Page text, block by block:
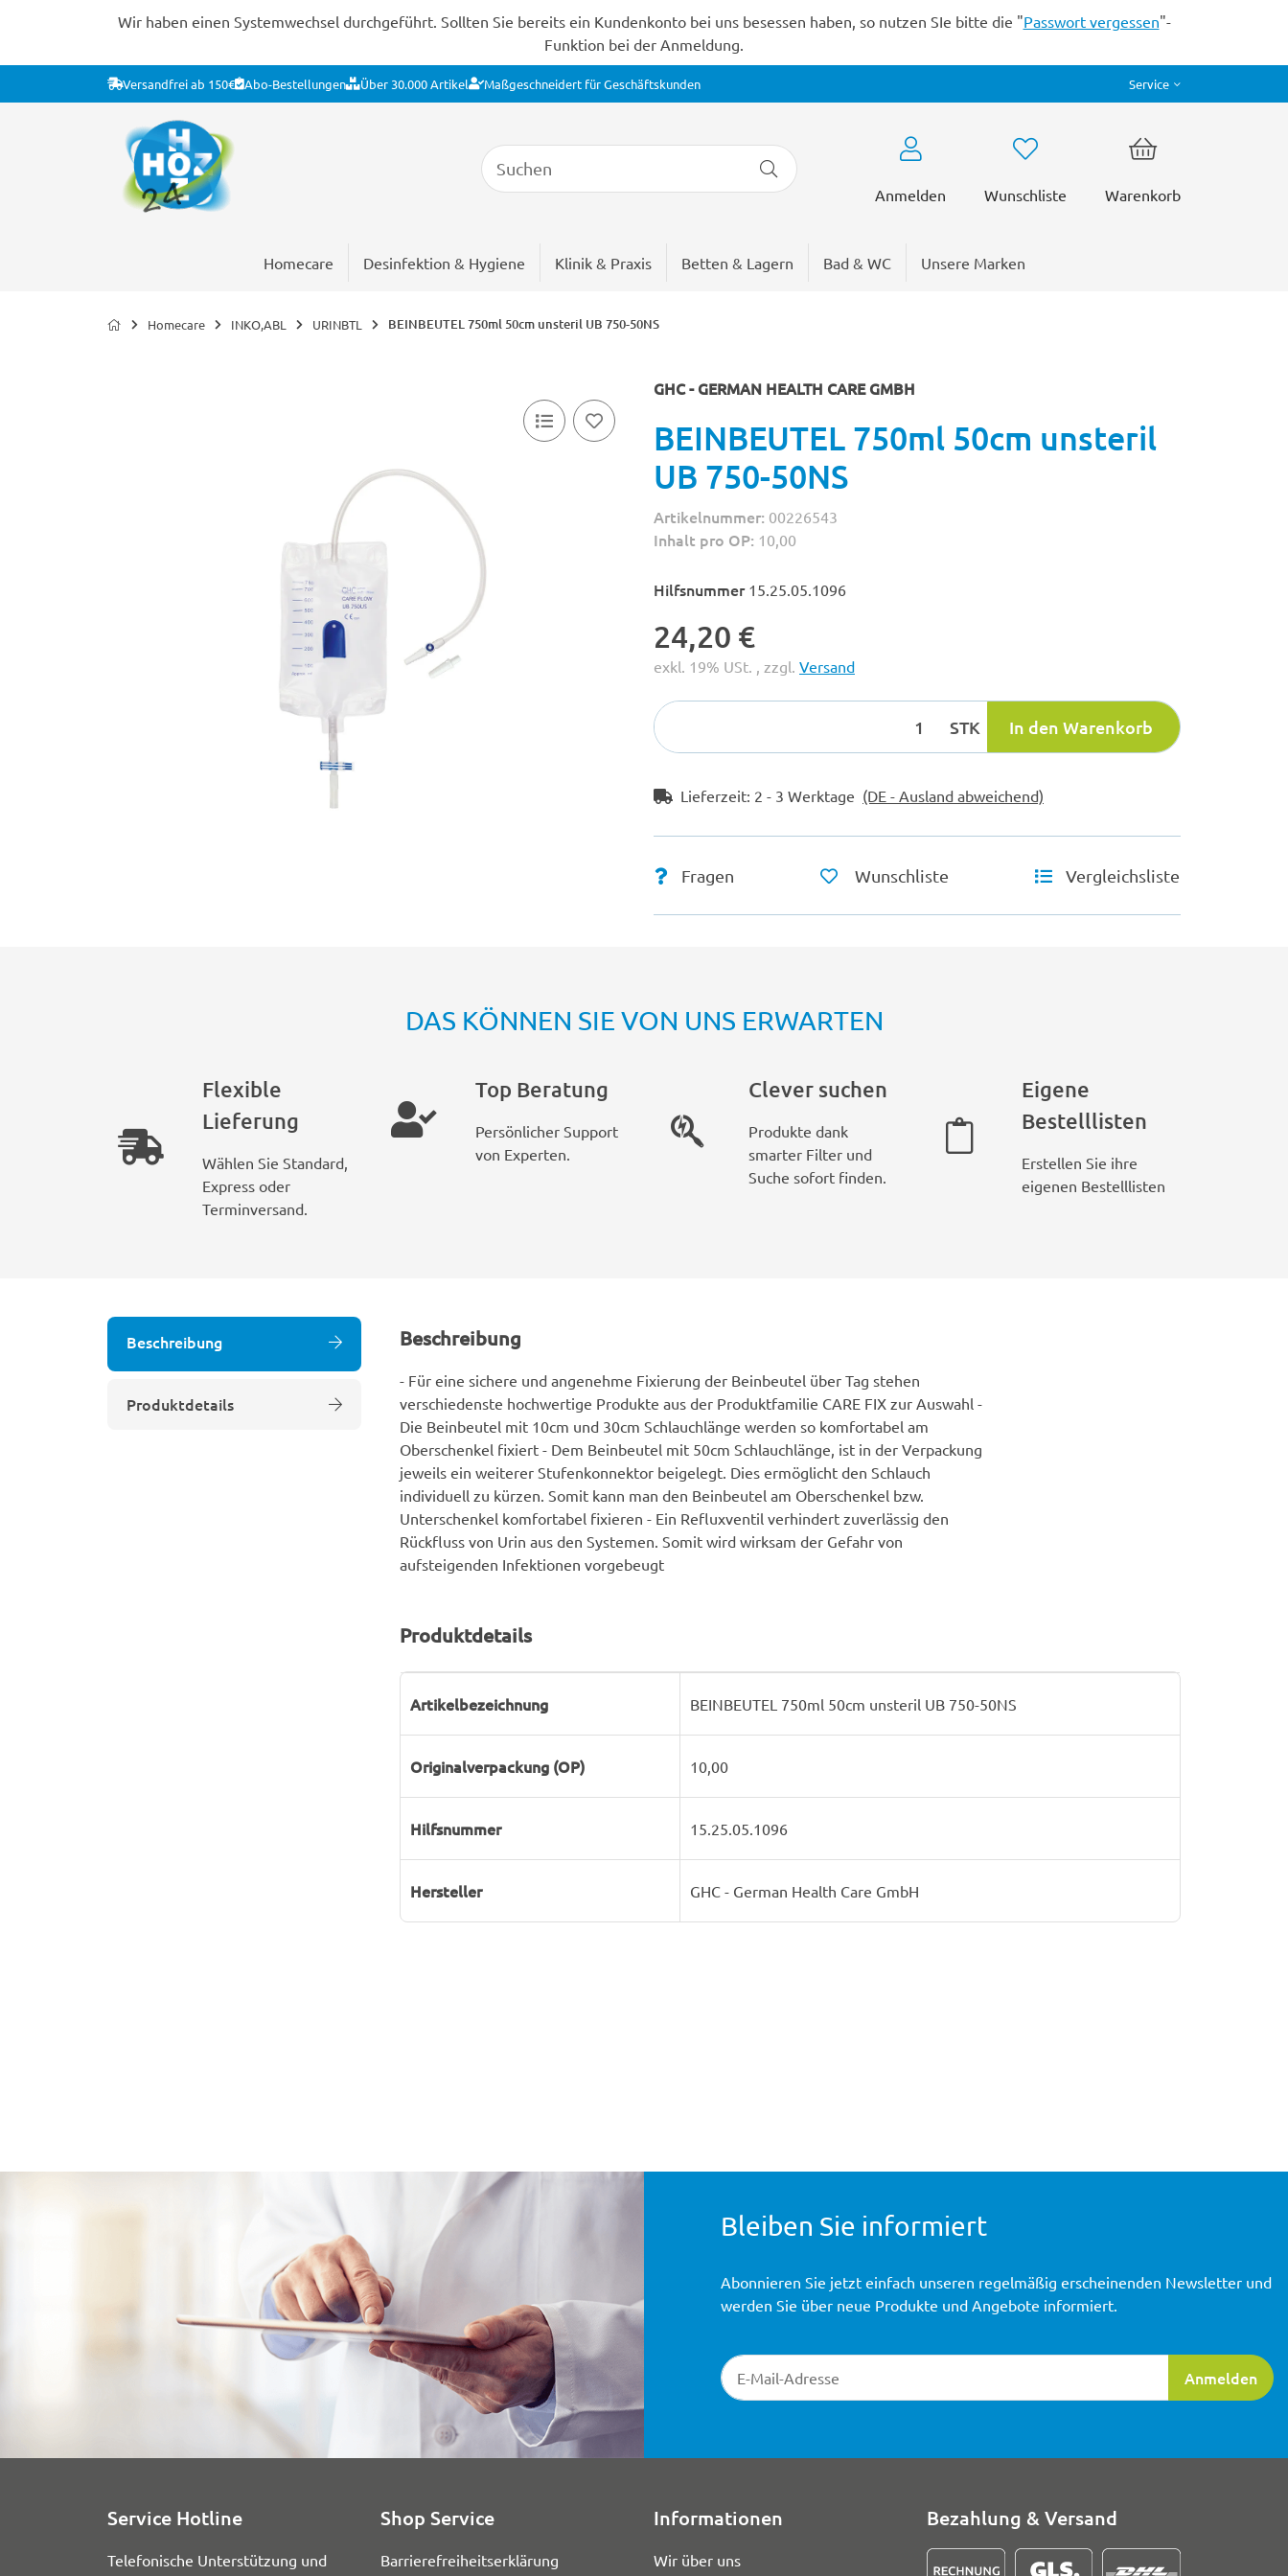
Wir haben einen Systemwechsel durchgeführt. Sollten Sie bereits ein Kundenkonto bei uns besessen haben, so nutzen SIe bitte die "Passwort vergessen"-
Funktion bei der Anmeldung.
Versandfrei ab 150€ Abo-Bestellungen Über 30.000 Artikel Maßgeschneidert für Geschäftskunden Service
Anmelden Wunschliste Warenkorb
Homecare Desinfektion & Hygiene Klinik & Praxis Betten & Lagern Bad & WC Unsere Marken
Homecare INKO,ABL URINBTL BEINBEUTEL 750ml 50cm unsteril UB 750-50NS
GHC - GERMAN HEALTH CARE GMBH
BEINBEUTEL 750ml 50cm unsteril
UB 750-50NS
Artikelnummer: 00226543
Inhalt pro OP: 10,00
Hilfsnummer 15.25.05.1096
24,20 €
exkl. 19% USt. , zzgl. Versand
STK In den Warenkorb
Lieferzeit: 2 - 3 Werktage (DE - Ausland abweichend)
Fragen Wunschliste Vergleichsliste
DAS KÖNNEN SIE VON UNS ERWARTEN
Flexible
Lieferung
Wählen Sie Standard,
Express oder
Terminversand.
Top Beratung
Persönlicher Support
von Experten.
Clever suchen
Produkte dank
smarter Filter und
Suche sofort finden.
Eigene
Bestelllisten
Erstellen Sie ihre
eigenen Bestelllisten
Beschreibung
Produktdetails
Beschreibung
- Für eine sichere und angenehme Fixierung der Beinbeutel über Tag stehen
verschiedenste hochwertige Produkte aus der Produktfamilie CARE FIX zur Auswahl -
Die Beinbeutel mit 10cm und 30cm Schlauchlänge werden so komfortabel am
Oberschenkel fixiert - Dem Beinbeutel mit 50cm Schlauchlänge, ist in der Verpackung
jeweils ein weiterer Stufenkonnektor beigelegt. Dies ermöglicht den Schlauch
individuell zu kürzen. Somit kann man den Beinbeutel am Oberschenkel bzw.
Unterschenkel komfortabel fixieren - Ein Refluxventil verhindert zuverlässig den
Rückfluss von Urin aus den Systemen. Somit wird wirksam der Gefahr von
aufsteigenden Infektionen vorgebeugt
Produktdetails
Artikelbezeichnung BEINBEUTEL 750ml 50cm unsteril UB 750-50NS
Originalverpackung (OP) 10,00
Hilfsnummer 15.25.05.1096
Hersteller GHC - German Health Care GmbH
Bleiben Sie informiert
Newsletter-Registrierung
Anmelden
Abonnieren Sie jetzt einfach unseren regelmäßig erscheinenden Newsletter und
werden Sie über neue Produkte und Angebote informiert.
Service Hotline
Telefonische Unterstützung und
Shop Service
Barrierefreiheitserklärung
Informationen
Wir über uns
Bezahlung & Versand